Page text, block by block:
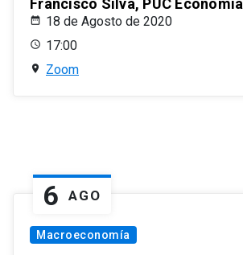
Francisco Silva, PUC Economía
18 de Agosto de 2020
17:00
Zoom
6 AGO
Macroeconomía